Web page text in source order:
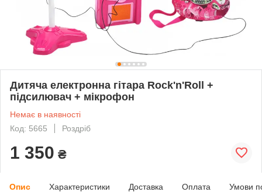
Дитяча електронна гітара Rock'n'Roll +
підсилювач + мікрофон
Немає в наявності
Код: 5665
Роздріб
1 350 ₴
Опис Характеристики Доставка Оплата Умови